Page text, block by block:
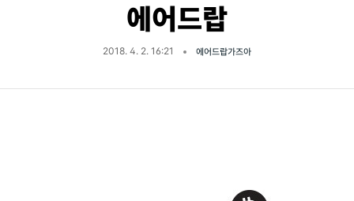
에어드랍
2018. 4. 2. 16:21 에어드랍가즈아